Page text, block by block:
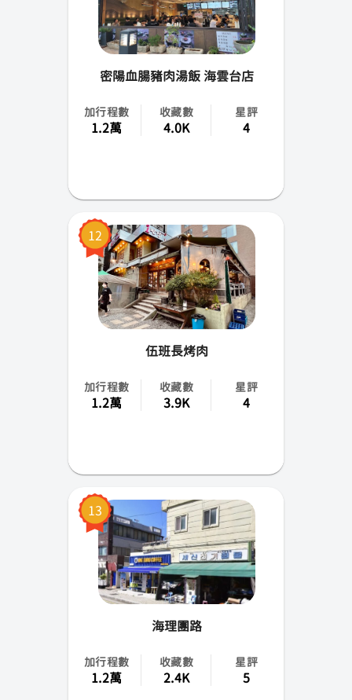
密陽血腸豬肉湯飯 海雲台店
加行程數
1.2萬
收藏數
4.0K
星評
4
12
伍班長烤肉
加行程數
1.2萬
收藏數
3.9K
星評
4
13
海理團路
加行程數
1.2萬
收藏數
2.4K
星評
5